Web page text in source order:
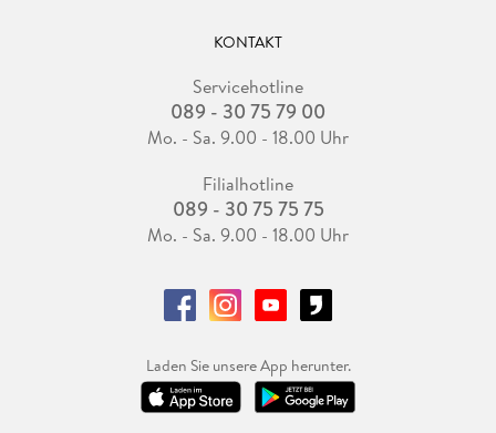
KONTAKT
Servicehotline
089 - 30 75 79 00
Mo. - Sa. 9.00 - 18.00 Uhr
Filialhotline
089 - 30 75 75 75
Mo. - Sa. 9.00 - 18.00 Uhr
Laden Sie unsere App herunter.